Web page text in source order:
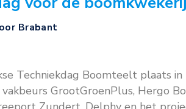
Buxusmot
voor Brabant,Teelttips